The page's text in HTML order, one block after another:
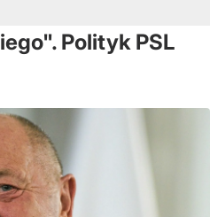
Polityk PSL